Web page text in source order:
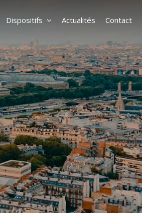
Dispositifs Actualités Contact